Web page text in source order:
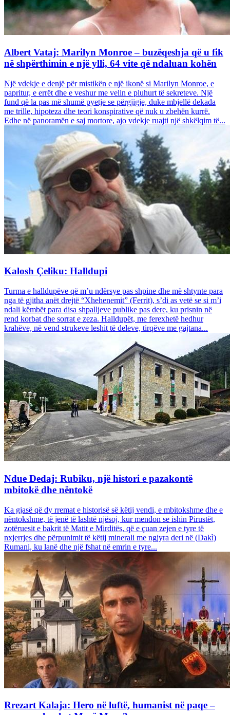
Albert Vataj: Marilyn Monroe – buzëqeshja që u fik
në shpërthimin e një ylli, 64 vite që ndaluan kohën
Një vdekje e denjë për mistikën e një ikonë si Marilyn Monroe, e
papritur, e errët dhe e veshur me velin e pluhurt të sekreteve. Një
fund që la pas më shumë pyetje se përgjigje, duke mbjellë dekada
me trille, hipoteza dhe teori konspirative që nuk u zbehën kurrë.
Edhe në panoramën e saj mortore, ajo vdekje ruajti një shkëlqim të...
Kalosh Çeliku: Halldupi
Turma e halldupëve që m’u ndërsye pas shpine dhe më shtynte para
nga të gjitha anët drejtë “Xhehenemit” (Ferrit), s’di as vetë se si m’i
ndali këmbët para disa shpalljeve publike pas dere, ku prisnin në
rend korbat dhe sorrat e zeza. Halldupët, me ferexhetë hedhur
krahëve, në vend strukeve leshit të deleve, tirqëve me gajtana...
Ndue Dedaj: Rubiku, një histori e pazakontë
mbitokë dhe nëntokë
Ka gjasë që dy rremat e historisë së këtij vendi, e mbitokshme dhe e
nëntokshme, të jenë të lashtë njësoj, kur mendon se ishin Pirustët,
zotëruesit e bakrit të Matit e Mirditës, që e çuan zejen e tyre të
nxjerrjes dhe përpunimit të këtij minerali me ngjyra deri në (Dakì)
Rumani, ku lanë dhe një fshat në emrin e tyre...
Rrezart Kalaja: Hero në luftë, humanist në paqe –